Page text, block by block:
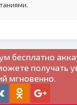
бесплатно
получать
мгновенно.